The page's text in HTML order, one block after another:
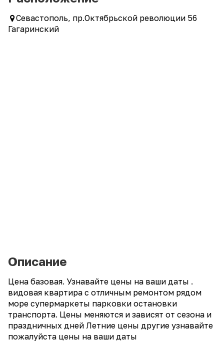
Севастополь, пр.Октябрьской революции 56
Гагаринский
Описание
Цена базовая. Узнавайте цены на ваши даты .
видовая квартира с отличным ремонтом рядом
море супермаркеты парковки остановки
транспорта. Цены меняются и зависят от сезона и
праздничных дней Летние цены другие узнавайте
пожалуйста цены на ваши даты